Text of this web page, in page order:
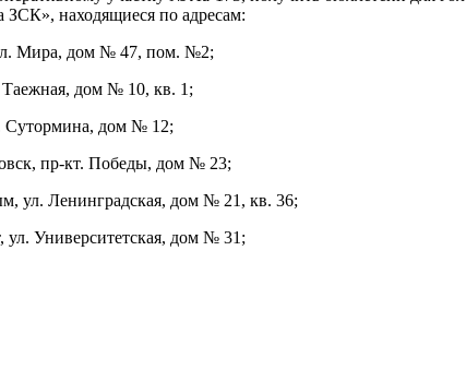
находящиеся по адресам:
Мира, дом № 47, пом. №2;
дом № 10, кв. 1;
Сутормина, дом № 12;
пр-кт. Победы, дом № 23;
ул. Ленинградская, дом № 21, кв. 36;
Университетская, дом № 31;